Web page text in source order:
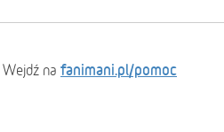
Wejdź na fanimani.pl/pomoc